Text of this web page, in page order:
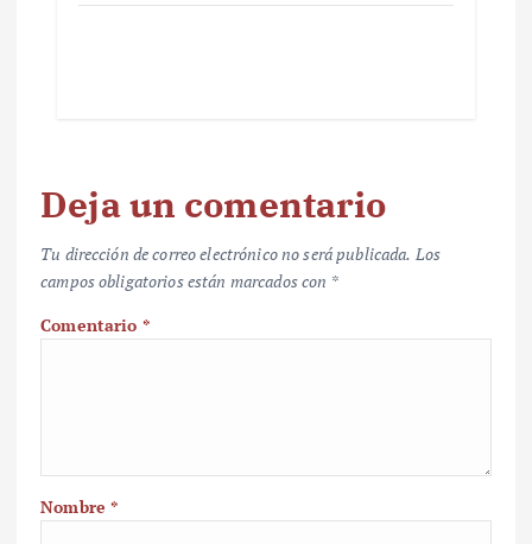
Deja un comentario
Tu dirección de correo electrónico no será publicada. Los
campos obligatorios están marcados con *
Comentario *
Nombre*